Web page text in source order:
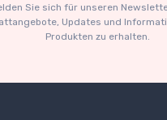
€99.00
Sie sich für unseren
Updates und
Produkten zu erhalten.